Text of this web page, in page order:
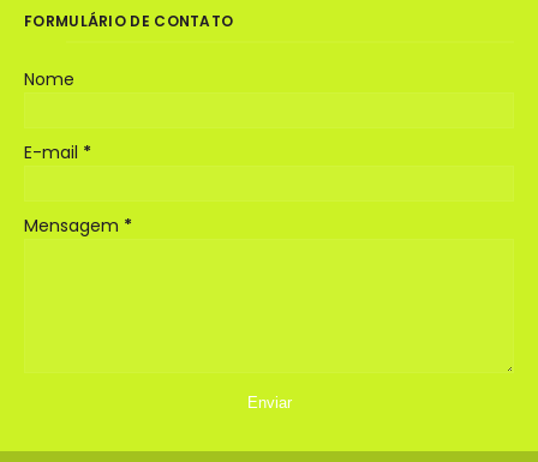
FORMULÁRIO DE CONTATO
Nome
E-mail *
Mensagem *